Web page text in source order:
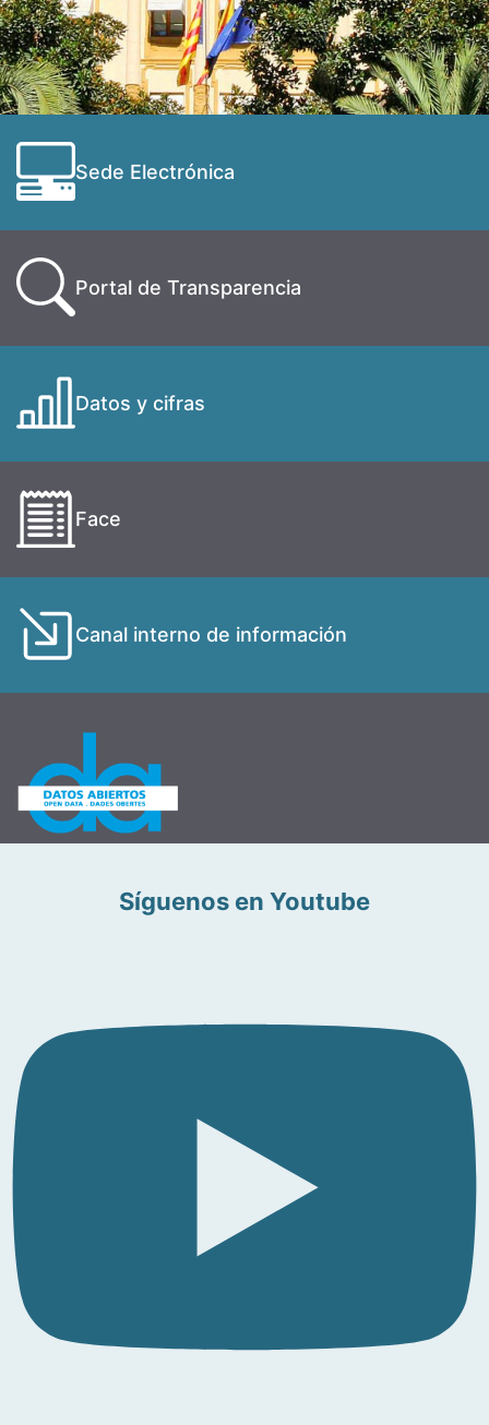
Sede Electrónica
Portal de Transparencia
Datos y cifras
Face
Canal interno de información
Síguenos en Youtube